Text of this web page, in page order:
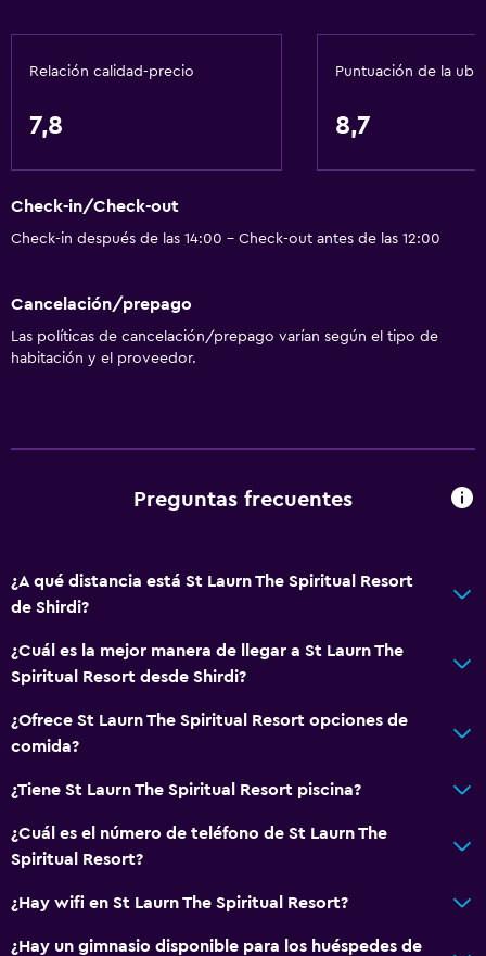
Relación calidad-precio
7,8
Puntuación de la
8,7
Check-in/Check-out
Check-in después de las 14:00 - Check-out antes de las 12:00
Cancelación/prepago
Las políticas de cancelación/prepago varían según el tipo de
habitación y el proveedor.
Preguntas frecuentes
¿A qué distancia está St Laurn The Spiritual Resort
de Shirdi?
¿Cuál es la mejor manera de llegar a St Laurn The
Spiritual Resort desde Shirdi?
¿Ofrece St Laurn The Spiritual Resort opciones de
comida?
¿Tiene St Laurn The Spiritual Resort piscina?
¿Cuál es el número de teléfono de St Laurn The
Spiritual Resort?
¿Hay wifi en St Laurn The Spiritual Resort?
¿Hay un gimnasio disponible para los huéspedes de